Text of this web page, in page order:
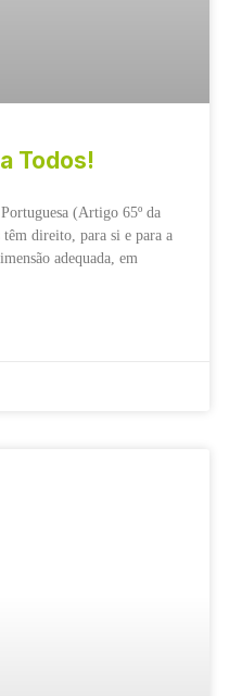
Todos!
(Artigo 65º da
direito, para si e para a
adequada, em